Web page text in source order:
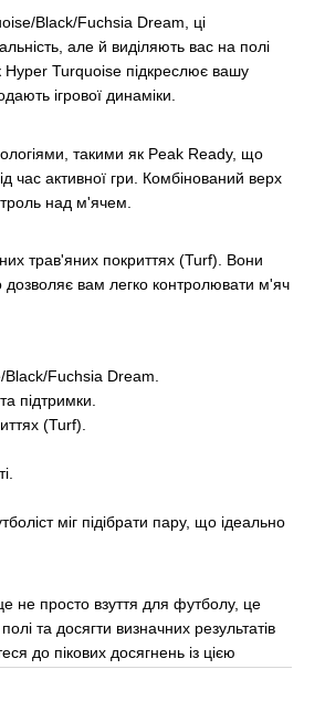
Black/Fuchsia Dream, ці
але й виділяють вас на полі
Hyper Turquoise підкреслює вашу
ігрової динаміки.
такими як Peak Ready, що
час активної гри. Комбінований верх
над м'ячем.
трав'яних покриттях (Turf). Вони
дозволяє вам легко контролювати м'яч
Fuchsia Dream.
підтримки.
(Turf).
міг підібрати пару, що ідеально
не просто взуття для футболу, це
та досягти визначних результатів
до пікових досягнень із цією